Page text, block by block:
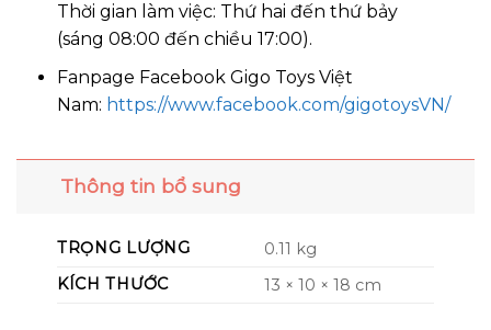
Thời gian làm việc: Thứ hai đến thứ bảy
(sáng 08:00 đến chiều 17:00).
Fanpage Facebook Gigo Toys Việt
Nam: https://www.facebook.com/gigotoysVN/
Thông tin bổ sung
TRỌNG LƯỢNG
0.11 kg
KÍCH THƯỚC
13 × 10 × 18 cm